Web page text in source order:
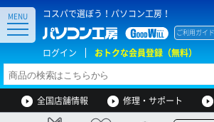
コスパで選ぼう！パソコン工房！
ご利用ガイド
ログイン おトクな会員登録（無料）
MENU
全国店舗情報 修理・サポート